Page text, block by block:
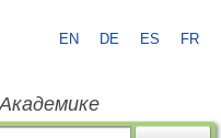
EN DE ES FR